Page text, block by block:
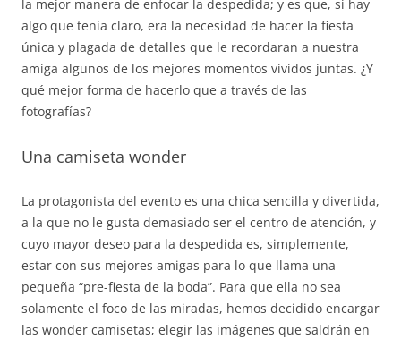
la mejor manera de enfocar la despedida; y es que, si hay
algo que tenía claro, era la necesidad de hacer la fiesta
única y plagada de detalles que le recordaran a nuestra
amiga algunos de los mejores momentos vividos juntas. ¿Y
qué mejor forma de hacerlo que a través de las
fotografías?
Una camiseta wonder
La protagonista del evento es una chica sencilla y divertida,
a la que no le gusta demasiado ser el centro de atención, y
cuyo mayor deseo para la despedida es, simplemente,
estar con sus mejores amigas para lo que llama una
pequeña “pre-fiesta de la boda”. Para que ella no sea
solamente el foco de las miradas, hemos decidido encargar
las wonder camisetas; elegir las imágenes que saldrán en